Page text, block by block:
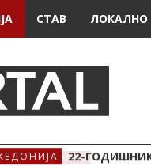
СТАВ ЛОКАЛНО
22-